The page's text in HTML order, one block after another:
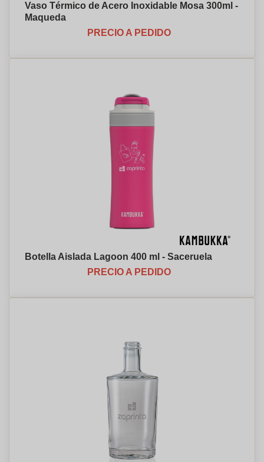
Vaso Térmico de Acero Inoxidable Mosa 300ml -
Maqueda
PRECIO A PEDIDO
Botella Aislada Lagoon 400 ml - Saceruela
PRECIO A PEDIDO